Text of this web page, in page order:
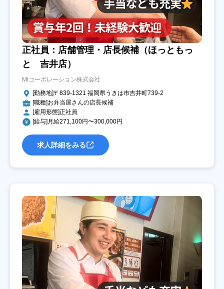
正社員：店舗管理・店長候補（ほっともっ
と 吉井店）
Miコーポレーション株式会社
[勤務地]〒839-1321 福岡県うきは市吉井町739-2
[職種]お弁当屋さんの店長候補
[雇用形態]正社員
[給与]月給271,100円〜300,000円
求人詳細をみる